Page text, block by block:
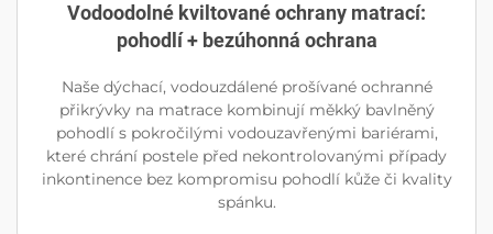
Vodoodolné kviltované ochrany matrací:
pohodlí + bezúhonná ochrana
Naše dýchací, vodouzdálené prošívané ochranné
přikrývky na matrace kombinují měkký bavlněný
pohodlí s pokročilými vodouzavřenými bariérami,
které chrání postele před nekontrolovanými případy
inkontinence bez kompromisu pohodlí kůže či kvality
spánku.